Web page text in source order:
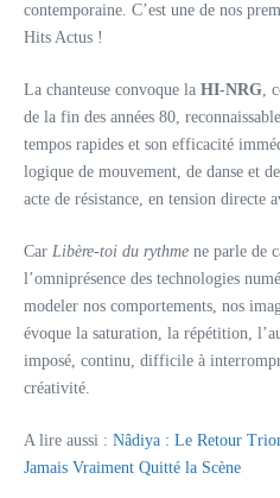
contemporaine. C’est une de nos
Hits Actus !
La chanteuse convoque la HI-NRG,
de la fin des années 80,
tempos rapides et son efficacité
logique de mouvement, de danse et
acte de résistance, en tension directe
Car Libère-toi du rythme ne parle de
l’omniprésence des technologies
modeler nos comportements, nos
évoque la saturation, la répétition,
imposé, continu, difficile à
créativité.
A lire aussi : Nâdiya : Le Retour
Jamais Vraiment Quitté la Scène